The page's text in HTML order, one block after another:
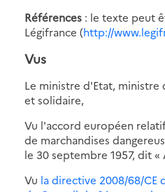
Références : le texte peut
Légifrance (http://
Vus
Le ministre d'Etat,
et solidaire,
Vu l'accord européen
de marchandises
le 30 septembre 1957, dit «
Vu la directive 2008/68/CE